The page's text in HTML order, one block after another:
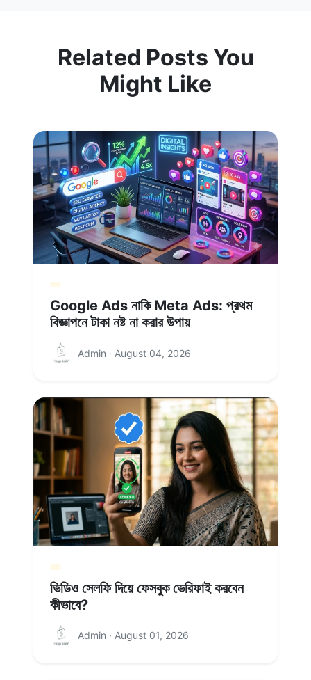
Related Posts You
Might Like
Google Ads নাকি Meta Ads: প্রথম
বিজ্ঞাপনে টাকা নষ্ট না করার উপায়
Admin · August 04, 2026
ভিডিও সেলফি দিয়ে ফেসবুক ভেরিফাই করবেন
কীভাবে?
Admin · August 01, 2026